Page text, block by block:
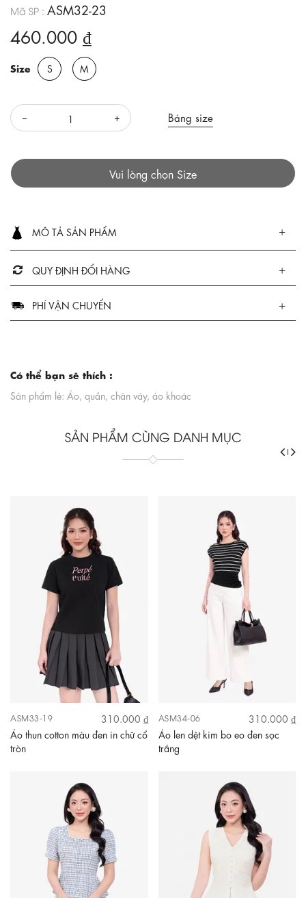
Mã SP : ASM32-23
460.000 ₫
Size S M
Bảng size
Vui lòng chọn Size
MÔ TẢ SẢN PHẨM
QUY ĐỊNH ĐỔI HÀNG
PHÍ VẬN CHUYỂN
Có thể bạn sẽ thích :
Sản phẩm lẻ: Áo, quần, chân váy, áo khoác
SẢN PHẨM CÙNG DANH MỤC
ASM33-19
310.000 ₫
Áo thun cotton màu đen in chữ cổ
tròn
ASM34-06
310.000 ₫
Áo len dệt kim bo eo đen sọc
trắng